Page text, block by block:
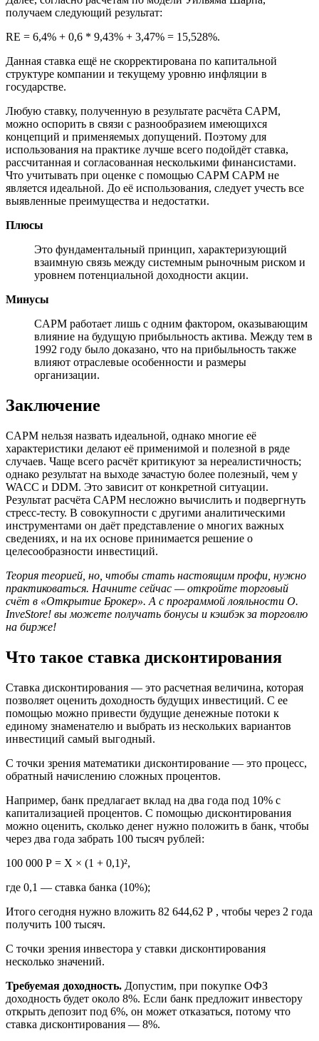
получаем следующий результат:
RE = 6,4% + 0,6 * 9,43% + 3,47% = 15,528%.
Данная ставка ещё не скорректирована по капитальной
структуре компании и текущему уровню инфляции в
государстве.
Любую ставку, полученную в результате расчёта CAPM,
можно оспорить в связи с разнообразием имеющихся
концепций и применяемых допущений. Поэтому для
использования на практике лучше всего подойдёт ставка,
рассчитанная и согласованная несколькими финансистами.
Что учитывать при оценке с помощью CAPM CAPM не
является идеальной. До её использования, следует учесть все
выявленные преимущества и недостатки.
Плюсы
Это фундаментальный принцип, характеризующий
взаимную связь между системным рыночным риском и
уровнем потенциальной доходности акции.
Минусы
CAPM работает лишь с одним фактором, оказывающим
влияние на будущую прибыльность актива. Между тем в
1992 году было доказано, что на прибыльность также
влияют отраслевые особенности и размеры
организации.
Заключение
CAPM нельзя назвать идеальной, однако многие её
характеристики делают её применимой и полезной в ряде
случаев. Чаще всего расчёт критикуют за нереалистичность;
однако результат на выходе зачастую более полезный, чем у
WACC и DDM. Это зависит от конкретной ситуации.
Результат расчёта CAPM несложно вычислить и подвергнуть
стресс-тесту. В совокупности с другими аналитическими
инструментами он даёт представление о многих важных
сведениях, и на их основе принимается решение о
целесообразности инвестиций.
Теория теорией, но, чтобы стать настоящим профи, нужно
практиковаться. Начните сейчас — откройте торговый
счёт в «Открытие Брокер». А с программой лояльности O.
InveStore! вы можете получать бонусы и кэшбэк за торговлю
на бирже!
Что такое ставка дисконтирования
Ставка дисконтирования — это расчетная величина, которая
позволяет оценить доходность будущих инвестиций. С ее
помощью можно привести будущие денежные потоки к
единому знаменателю и выбрать из нескольких вариантов
инвестиций самый выгодный.
С точки зрения математики дисконтирование — это процесс,
обратный начислению сложных процентов.
Например, банк предлагает вклад на два года под 10% с
капитализацией процентов. С помощью дисконтирования
можно оценить, сколько денег нужно положить в банк, чтобы
через два года забрать 100 тысяч рублей:
100 000 Р = Х × (1 + 0,1)²,
где 0,1 — ставка банка (10%);
Итого сегодня нужно вложить 82 644,62 Р , чтобы через 2 года
получить 100 тысяч.
С точки зрения инвестора у ставки дисконтирования
несколько значений.
Требуемая доходность. Допустим, при покупке ОФЗ
доходность будет около 8%. Если банк предложит инвестору
открыть депозит под 6%, он может отказаться, потому что
ставка дисконтирования — 8%.